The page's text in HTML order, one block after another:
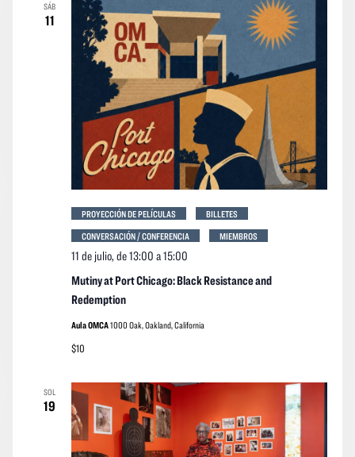
SÁB
11
Mutiny at Port Chicago: Black Resistance and
Redemption
11 de julio, de 13:00 a15:00
PROYECCIÓN DE PELÍCULAS
BILLETES
CONVERSACIÓN / CONFERENCIA
MIEMBROS
Aula OMCA1000 Oak, Oakland, California
$10
SOL
19